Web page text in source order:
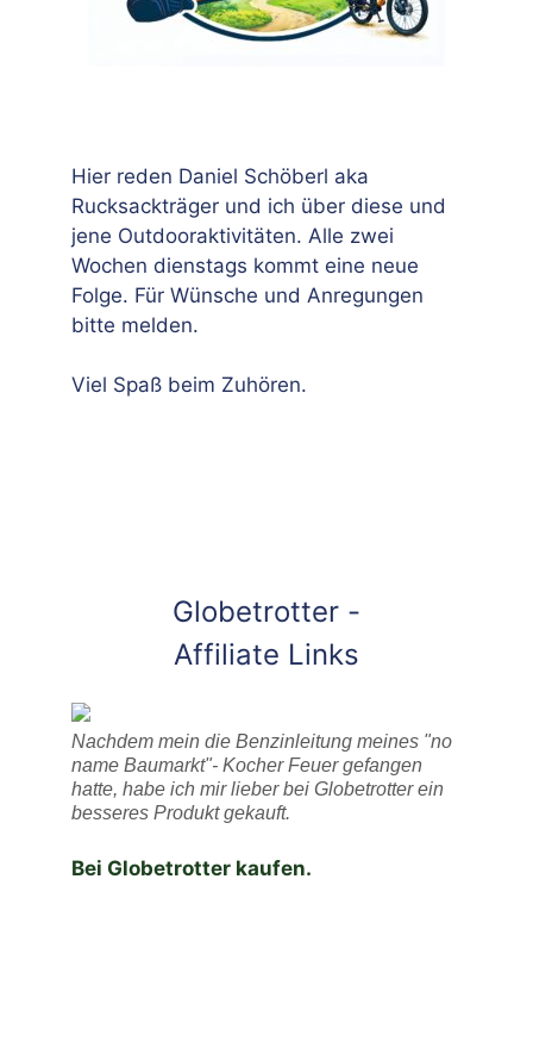
Hier reden Daniel Schöberl aka
Rucksackträger und ich über diese und
jene Outdooraktivitäten. Alle zwei
Wochen dienstags kommt eine neue
Folge. Für Wünsche und Anregungen
bitte melden.
Viel Spaß beim Zuhören.
Globetrotter -
Affiliate Links
Nachdem mein die Benzinleitung meines "no
name Baumarkt"- Kocher Feuer gefangen
hatte, habe ich mir lieber bei Globetrotter ein
besseres Produkt gekauft.
Bei Globetrotter kaufen.